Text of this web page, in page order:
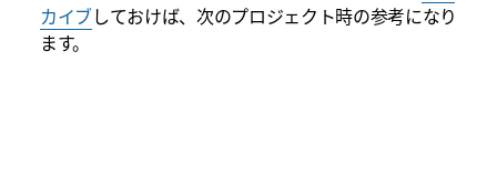
カイブしておけば、次のプロジェクト時の参考になり
ます。